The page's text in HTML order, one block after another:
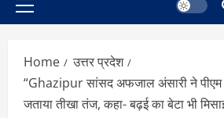
Primary
Home
उत्तर प्रदेश
“Ghazipur सांसद अफजाल अंसारी ने पीएम
जताया तीखा तंज, कहा- बढ़ई का बेटा भी